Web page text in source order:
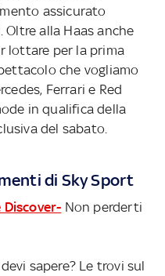
assicurato
alla Haas anche
lottare per la prima
che vogliamo
Ferrari e Red
in qualifica della
del sabato.
di Sky Sport
Discover- Non perderti
sapere? Le trovi sul